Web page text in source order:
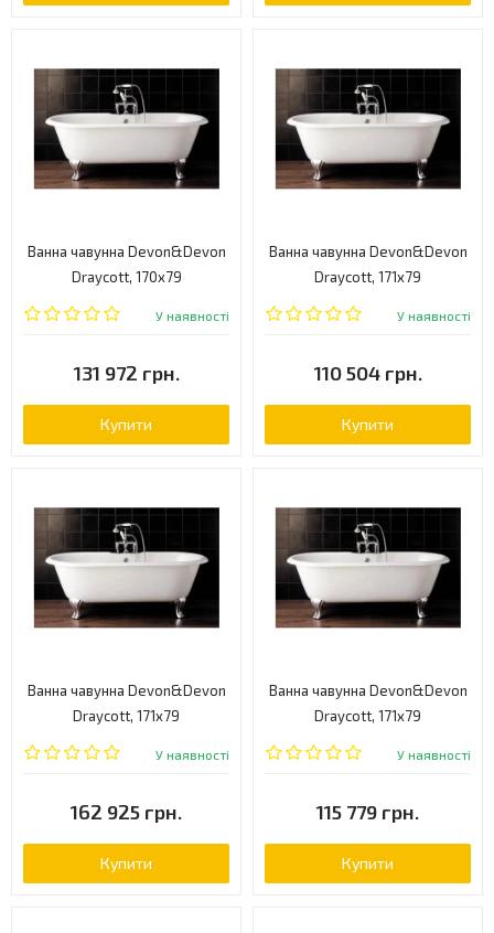
Ванна чавунна Devon&Devon
Draycott, 170x79
(2MRDRAYPDALDD)
У наявності
131 972 грн.
Купити
Ванна чавунна Devon&Devon
Draycott, 171x79
(2MRDRAYPDBIDD)
У наявності
110 504 грн.
Купити
Ванна чавунна Devon&Devon
Draycott, 171x79
(2MRDRAYPDCRDD)
У наявності
162 925 грн.
Купити
Ванна чавунна Devon&Devon
Draycott, 171x79
(2MRDRAYPDOTDD)
У наявності
115 779 грн.
Купити